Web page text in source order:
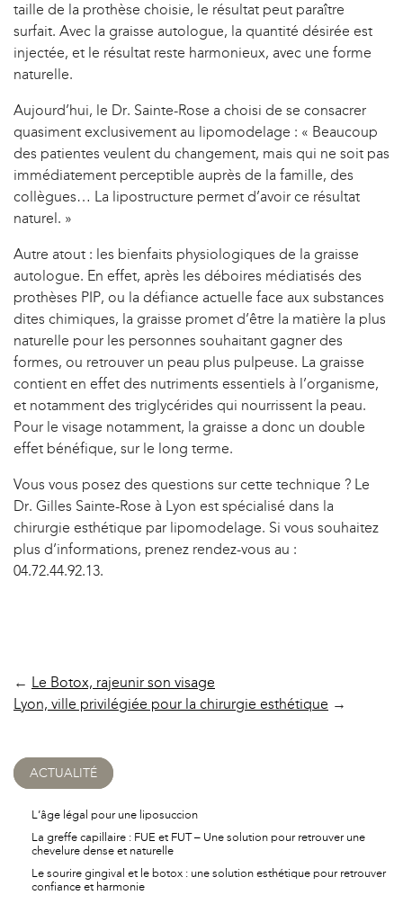
taille de la prothèse choisie, le résultat peut paraître
surfait. Avec la graisse autologue, la quantité désirée est
injectée, et le résultat reste harmonieux, avec une forme
naturelle.
Aujourd’hui, le Dr. Sainte-Rose a choisi de se consacrer
quasiment exclusivement au lipomodelage : « Beaucoup
des patientes veulent du changement, mais qui ne soit pas
immédiatement perceptible auprès de la famille, des
collègues… La lipostructure permet d’avoir ce résultat
naturel. »
Autre atout : les bienfaits physiologiques de la graisse
autologue. En effet, après les déboires médiatisés des
prothèses PIP, ou la défiance actuelle face aux substances
dites chimiques, la graisse promet d’être la matière la plus
naturelle pour les personnes souhaitant gagner des
formes, ou retrouver un peau plus pulpeuse. La graisse
contient en effet des nutriments essentiels à l’organisme,
et notamment des triglycérides qui nourrissent la peau.
Pour le visage notamment, la graisse a donc un double
effet bénéfique, sur le long terme.
Vous vous posez des questions sur cette technique ? Le
Dr. Gilles Sainte-Rose à Lyon est spécialisé dans la
chirurgie esthétique par lipomodelage. Si vous souhaitez
plus d’informations, prenez rendez-vous au :
04.72.44.92.13.
← Le Botox, rajeunir son visage
Lyon, ville privilégiée pour la chirurgie esthétique →
ACTUALITÉ
L’âge légal pour une liposuccion
La greffe capillaire : FUE et FUT – Une solution pour retrouver une
chevelure dense et naturelle
Le sourire gingival et le botox : une solution esthétique pour retrouver
confiance et harmonie